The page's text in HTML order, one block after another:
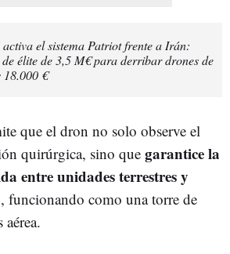
el sistema Patriot frente a Irán:
élite de 3,5 M€ para derribar drones de
18.000 €
que el dron no solo observe el
quirúrgica, sino que garantice la
entre unidades terrestres y
, funcionando como una torre de